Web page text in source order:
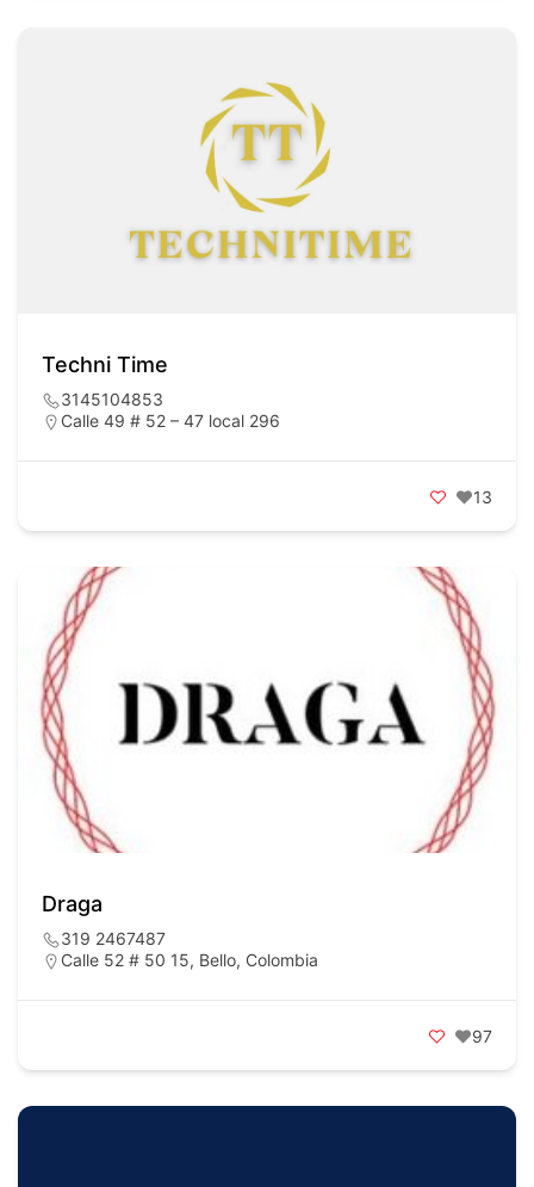
Techni Time
3145104853
Calle 49 # 52 – 47 local 296
13
Draga
319 2467487
Calle 52 # 50 15, Bello, Colombia
97